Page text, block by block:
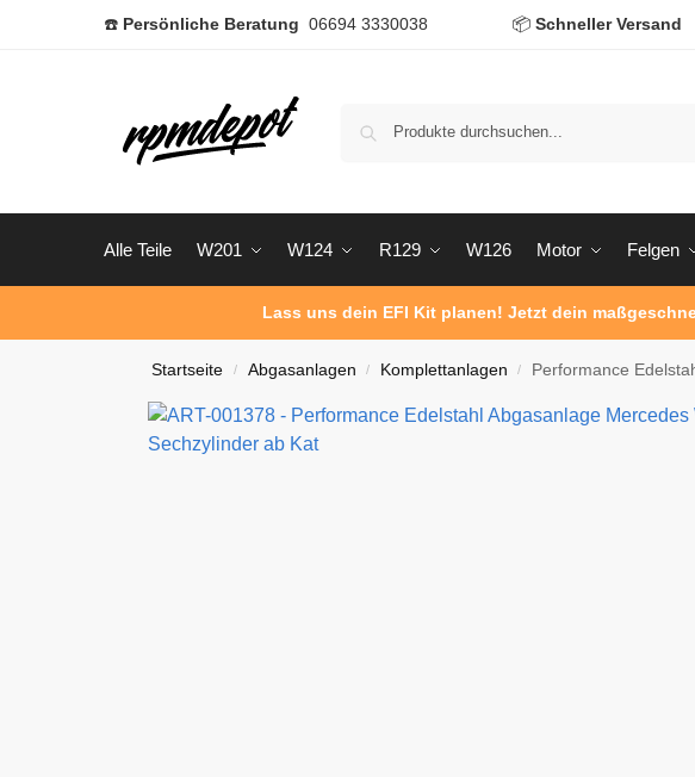
☎️ Persönliche Beratung 06694 3330038 📦 Schneller Versand
Alle Teile W201 W124 R129 W126 Motor Felgen
Lass uns dein EFI Kit planen! Jetzt dein
Startseite / Abgasanlagen / Komplettanlagen / Performance